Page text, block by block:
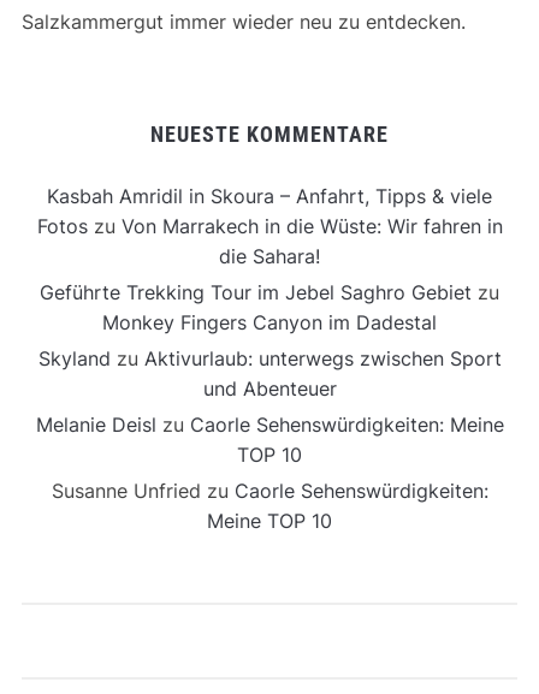
Salzkammergut immer wieder neu zu entdecken.
NEUESTE KOMMENTARE
Kasbah Amridil in Skoura – Anfahrt, Tipps & viele
Fotoszu Von Marrakech in die Wüste: Wir fahren in
die Sahara!
Geführte Trekking Tour im Jebel Saghro Gebiet zu
Monkey Fingers Canyon im Dadestal
Skyland zu Aktivurlaub: unterwegs zwischen Sport
und Abenteuer
Melanie Deisl zu Caorle Sehenswürdigkeiten: Meine
TOP 10
Susanne Unfried zu Caorle Sehenswürdigkeiten:
Meine TOP 10